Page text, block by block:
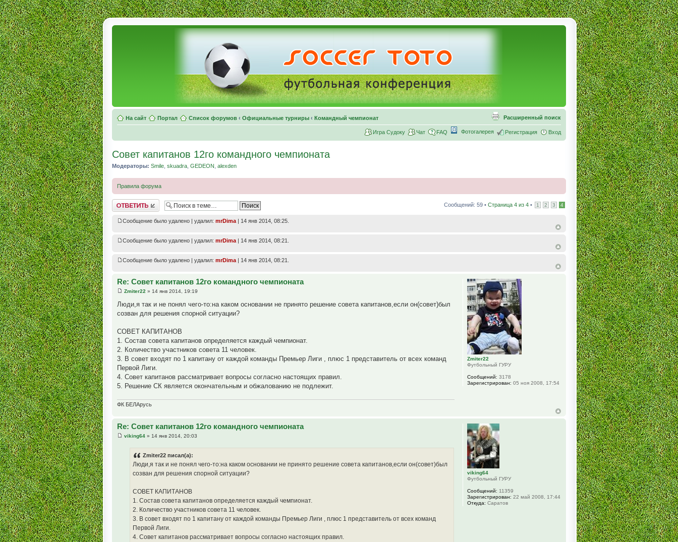
На сайт Портал Список форумов ‹ Официальные турниры ‹ Командный чемпионат Расширенный поиск
Игра Судоку Чат FAQ Фотогалерея Регистрация Вход
Совет капитанов 12го командного чемпионата
Модераторы: Smile skuadra GEDEON alexden
Правила форума
Комментировать Сообщений: 59 • Страница 4 из 4 • 1 2 3 4
Сообщение было удалено | удалил: mrDima | 14 янв 2014, 08:25.
Сообщение было удалено | удалил: mrDima | 14 янв 2014, 08:21.
Сообщение было удалено | удалил: mrDima | 14 янв 2014, 08:21.
Re: Совет капитанов 12го командного чемпионата
Zmiter22 » 14 янв 2014, 19:19
Люди,я так и не понял чего-то:на каком основании не принято решение совета капитанов,если он(совет)был
созван для решения спорной ситуации?
СОВЕТ КАПИТАНОВ
1. Состав совета капитанов определяется каждый чемпионат.
2. Количество участников совета 11 человек.
3. В совет входят по 1 капитану от каждой команды Премьер Лиги , плюс 1 представитель от всех команд
Первой Лиги.
4. Совет капитанов рассматривает вопросы согласно настоящих правил.
5. Решение СК является окончательным и обжалованию не подлежит.
ФК БЕЛАрусь
Zmiter22
Футбольный ГУРУ
Сообщений: 3178
Зарегистрирован: 05 ноя 2008, 17:54
Re: Совет капитанов 12го командного чемпионата
viking64 » 14 янв 2014, 20:03
Zmiter22 писал(а):
Люди,я так и не понял чего-то:на каком основании не принято решение совета капитанов,если он(совет)был
созван для решения спорной ситуации?
СОВЕТ КАПИТАНОВ
1. Состав совета капитанов определяется каждый чемпионат.
2. Количество участников совета 11 человек.
3. В совет входят по 1 капитану от каждой команды Премьер Лиги , плюс 1 представитель от всех команд
Первой Лиги.
4. Совет капитанов рассматривает вопросы согласно настоящих правил.
viking64
Футбольный ГУРУ
Сообщений: 11359
Зарегистрирован: 22 май 2008, 17:44
Откуда: Саратов